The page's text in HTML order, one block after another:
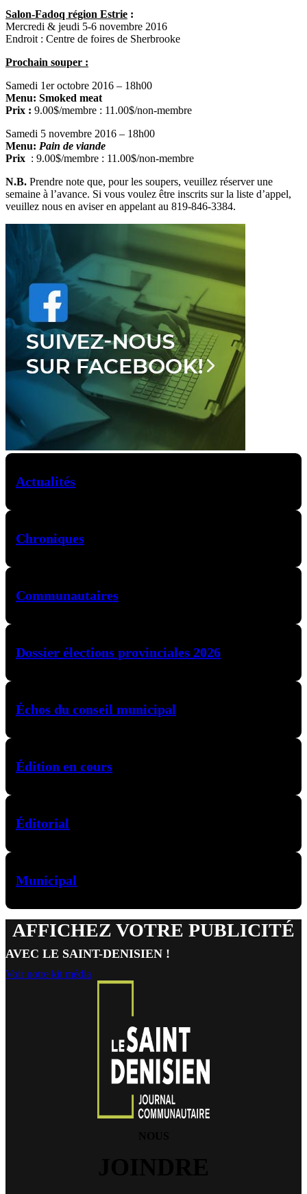
Salon-Fadoq région Estrie :
Mercredi & jeudi 5-6 novembre 2016
Endroit : Centre de foires de Sherbrooke
Prochain souper :
Samedi 1er octobre 2016 – 18h00
Menu: Smoked meat
Prix : 9.00$/membre : 11.00$/non-membre
Samedi 5 novembre 2016 – 18h00
Menu: Pain de viande
Prix : 9.00$/membre : 11.00$/non-membre
N.B. Prendre note que, pour les soupers, veuillez réserver une
semaine à l’avance. Si vous voulez être inscrits sur la liste d’appel,
veuillez nous en aviser en appelant au 819‑846‑3384.
Actualités
Chroniques
Communautaires
Dossier élections provinciales 2026
Échos du conseil municipal
Édition en cours
Éditorial
Municipal
AFFICHEZ VOTRE PUBLICITÉ
AVEC LE SAINT-DENISIEN !
Voir notre kit média